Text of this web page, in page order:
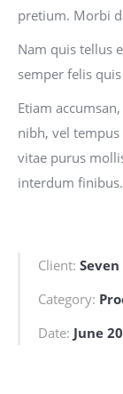
pretium. Morbi
Nam quis tellus
semper felis
Etiam
nibh, vel
vitae purus
interdum finibus.
Client:
Category:
Date: June